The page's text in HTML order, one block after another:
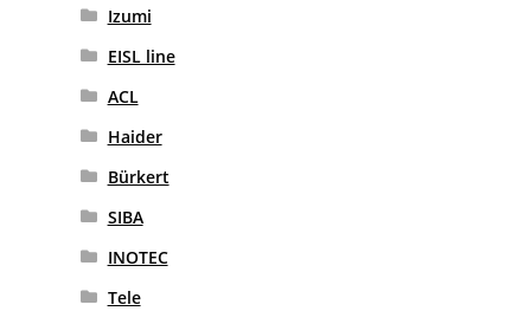
Izumi
EISL line
ACL
Haider
Bürkert
SIBA
INOTEC
Tele